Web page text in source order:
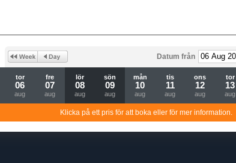
Datum från
tor
06
aug
fre
07
aug
lör
08
aug
sön
09
aug
mån
10
aug
tis
11
aug
ons
12
aug
tor
13
aug
Klicka på ett pris för att boka eller för mer information.